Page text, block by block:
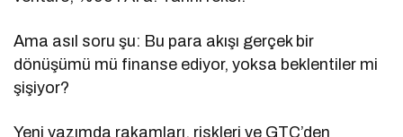
Ama asıl soru şu: Bu para akışı gerçek bir
dönüşümü mü finanse ediyor, yoksa beklentiler mi
şişiyor?
Yeni yazımda rakamları, riskleri ve GTC’den